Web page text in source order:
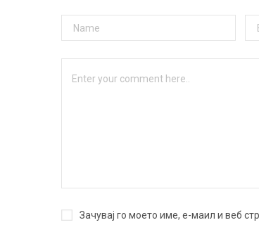
Зачувај го моето име, е-маил и веб